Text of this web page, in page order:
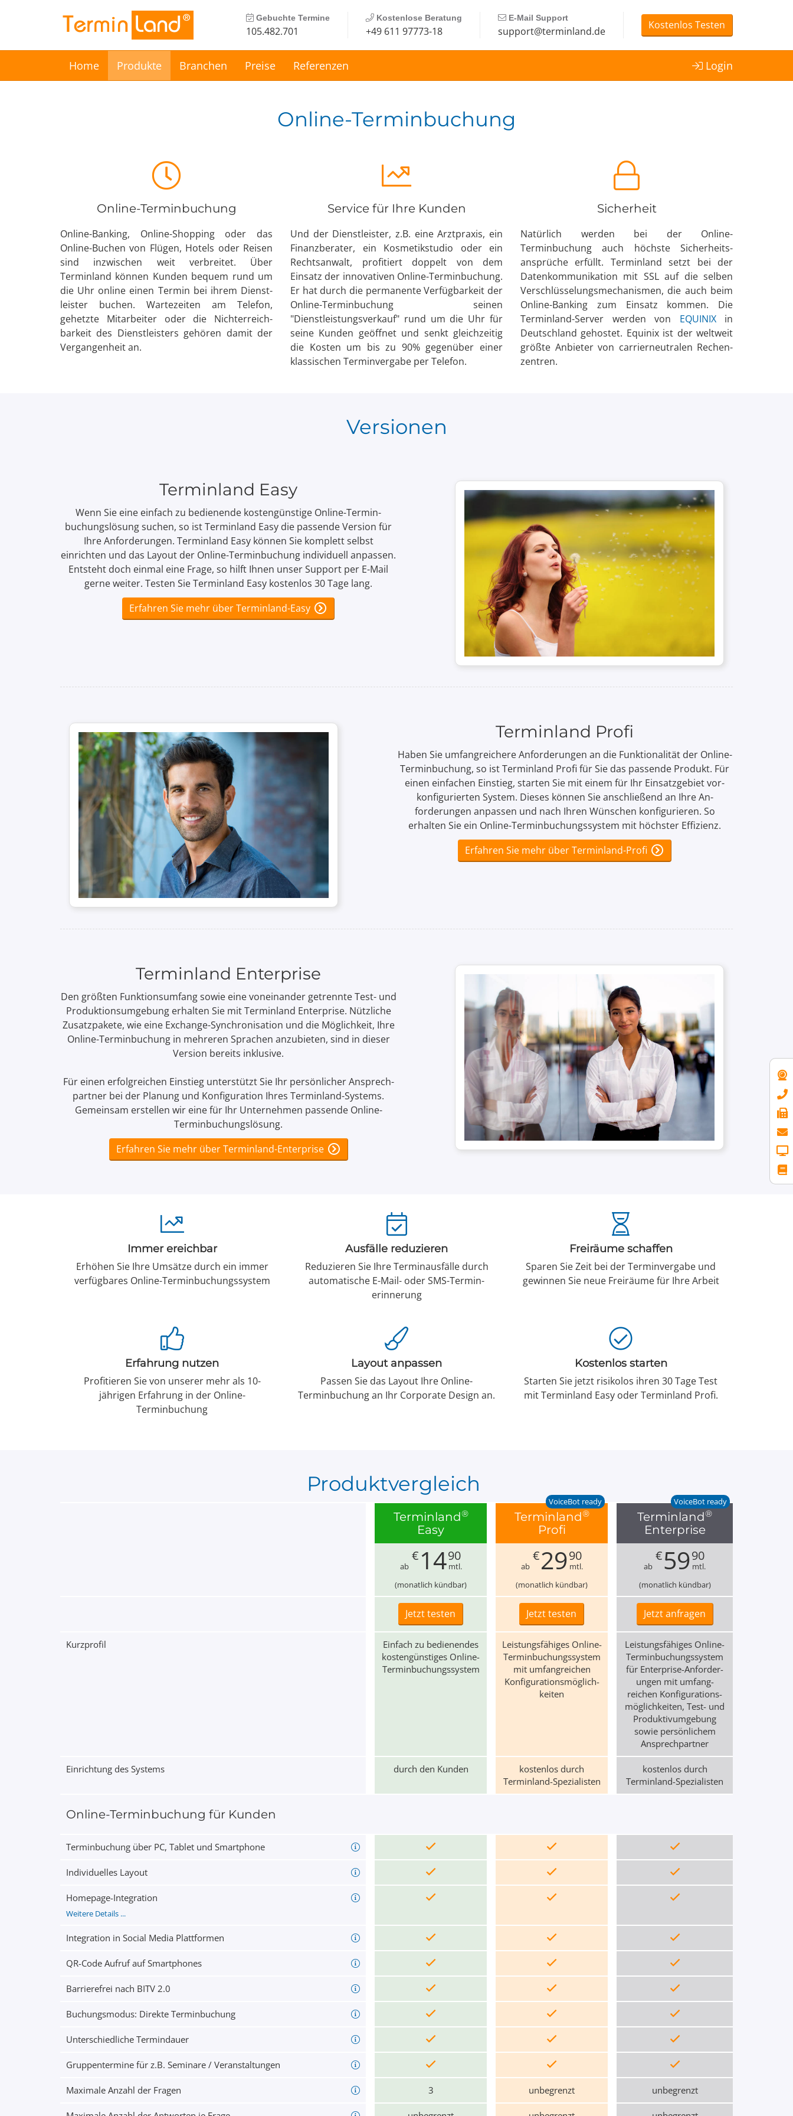
Termin Land ® Gebuchte Termine
105.482.701
Kostenlose Beratung
+49 611 97773-18
E-Mail Support
support@terminland.de
Kostenlos Testen
Home Produkte Branchen Preise Referenzen Login
Online-Terminbuchung
Online-Terminbuchung
Online-Banking, Online-Shopping oder das
Online-Buchen von Flügen, Hotels oder Reisen
sind inzwischen weit verbreitet. Über
Terminland können Kunden bequem rund um
die Uhr online einen Termin bei ihrem Dienst­
leister buchen. Warte­zeiten am Telefon,
gehetzte Mitarbeiter oder die Nicht­erreich­
barkeit des Dienst­leisters gehören damit der
Vergangen­heit an.
Service für Ihre Kunden
Und der Dienst­leister, z.B. eine Arzt­praxis, ein
Finanzberater, ein Kosmetik­studio oder ein
Rechtsanwalt, profitiert doppelt von dem
Einsatz der innovativen Online-Termin­buchung.
Er hat durch die permanente Verfüg­barkeit der
Online-Termin­buchung seinen
"Dienstleistungsverkauf" rund um die Uhr für
seine Kunden geöffnet und senkt gleich­zeitig
die Kosten um bis zu 90% gegen­über einer
klassischen Termin­vergabe per Telefon.
Sicherheit
Natürlich werden bei der Online-
Terminbuchung auch höchste Sicherheits­
ansprüche erfüllt. Terminland setzt bei der
Daten­kommunikation mit SSL auf die selben
Ver­schlüs­selungs­mecha­nismen, die auch beim
Online-Banking zum Einsatz kommen. Die
Terminland-Server werden von EQUINIXin
Deutschland gehostet. Equinix ist der weltweit
größte Anbieter von carrier­neutralen Rechen­
zentren.
Versionen
Terminland Easy
Wenn Sie eine einfach zu bedienende kosten­günstige Online-Termin­
buchungs­lösung suchen, so ist Terminland Easy die passende Version für
Ihre An­forderungen. Terminland Easy können Sie komplett selbst
einrichten und das Layout der Online-Terminbuchung individuell anpassen.
Entsteht doch einmal eine Frage, so hilft Ihnen unser Support per E-Mail
gerne weiter. Testen Sie Terminland Easy kostenlos 30 Tage lang.
Erfahren Sie mehr über Terminland-Easy
Terminland Profi
Haben Sie umfang­reichere An­forderungen an die Funktionalität der Online-
Termin­buchung, so ist Terminland Profi für Sie das passende Produkt. Für
einen einfachen Einstieg, starten Sie mit einem für Ihr Einsatz­gebiet vor­
konfigurierten System. Dieses können Sie anschließend an Ihre An­
forderungen anpassen und nach Ihren Wünschen konfigurieren. So
erhalten Sie ein Online-Termin­buchungs­system mit höchster Effizienz.
Erfahren Sie mehr über Terminland-Profi
Terminland Enterprise
Den größten Funktions­umfang sowie eine von­ein­ander getrennte Test- und
Produktions­umgebung erhalten Sie mit Terminland Enterprise. Nützliche
Zusatz­pakete, wie eine Exchange-Syn­chro­nisa­tion und die Möglich­keit, Ihre
Online-Termin­buchung in mehreren Sprachen anzu­bieten, sind in dieser
Version bereits inklusive.
Für einen erfolg­reichen Ein­stieg unter­stützt Sie Ihr persönlicher Ansprech­
partner bei der Plan­ung und Konfi­gura­tion Ihres Terminland-Systems.
Gemeinsam erstellen wir eine für Ihr Unter­nehmen passende Online-
Termin­buchungs­lösung.
Erfahren Sie mehr über Terminland-Enterprise
Immer ereichbar
Erhöhen Sie Ihre Umsätze durch ein immer
verfügbares Online-Termin­buchungs­system
Ausfälle reduzieren
Reduzieren Sie Ihre Termin­ausfälle durch
automatische E-Mail- oder SMS-Termin­
erinnerung
Freiräume schaffen
Sparen Sie Zeit bei der Termin­vergabe und
gewinnen Sie neue Frei­räume für Ihre Arbeit
Erfahrung nutzen
Profitieren Sie von unserer mehr als 10-
jährigen Erfahrung in der Online-
Terminbuchung
Layout anpassen
Passen Sie das Layout Ihre Online-
Terminbuchung an Ihr Corporate Design an.
Kostenlos starten
Starten Sie jetzt risikolos ihren 30 Tage Test
mit Terminland Easy oder Terminland Profi.
Produktvergleich
Terminland®
Easy
ab
€ 1490
mtl.
(monatlich kündbar)
VoiceBot ready
Terminland®
Profi
ab
€2990
mtl.
(monatlich kündbar)
VoiceBot ready
Terminland®
Enterprise
ab
€5990
mtl.
(monatlich kündbar)
Jetzt testen Jetzt testen Jetzt anfragen
Kurzprofil
Einfach zu bedienendes
kosten­günstiges Online-
Termin­buchungs­system
Leistungs­fähiges Online-
Termin­­buchungs­­system
mit umfang­­reichen
Konfi­gurations­­möglich­­
keiten
Leistungs­fähiges Online-
Termin­buchungs­system
für Enterprise-An­forder­
ungen mit umfang­
reichen Konfi­gurations­
möglich­keiten, Test- und
Produktiv­umgebung
sowie persön­lichem
Ansprech­partner
Einrichtung des Systems durch den Kunden
kostenlos durch
Terminland-Spezialisten
kostenlos durch
Terminland-Spezialisten
Online-Terminbuchung für Kunden
Terminbuchung über PC, Tablet und Smartphone
Individuelles Layout
Homepage-Integration
Weitere Details ...
Integration in Social Media Plattformen
QR-Code Aufruf auf Smartphones
Barrierefrei nach BITV 2.0
Buchungsmodus: Direkte Terminbuchung
Unterschiedliche Termindauer
Gruppentermine für z.B. Seminare / Veranstaltungen
Maximale Anzahl der Fragen 3 unbegrenzt unbegrenzt